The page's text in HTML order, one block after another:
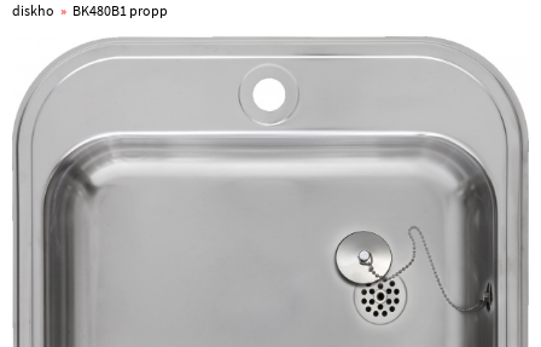
Sök:
diskho » BK480B1 propp